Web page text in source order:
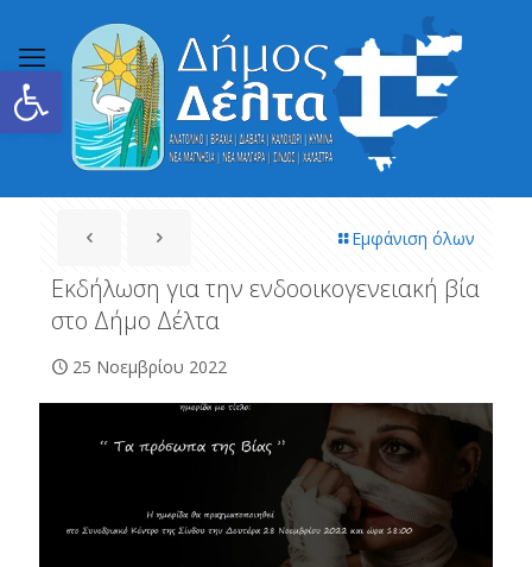
Ανοίξτε τη γραμμή εργαλείων
Εμφάνιση όλων
Εκδήλωση για την ενδοοικογενειακή βία
στο Δήμο Δέλτα
25 Νοεμβρίου 2022